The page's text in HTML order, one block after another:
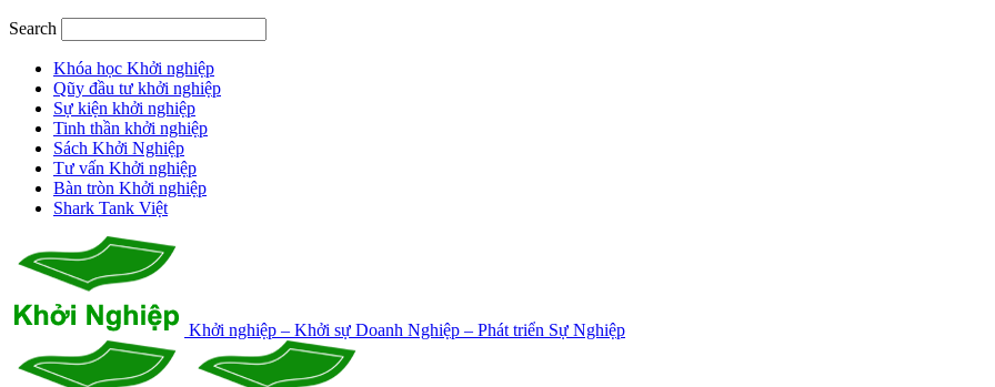
Search
Khóa học Khởi nghiệp
Qũy đầu tư khởi nghiệp
Sự kiện khởi nghiệp
Tinh thần khởi nghiệp
Sách Khởi Nghiệp
Tư vấn Khởi nghiệp
Bàn tròn Khởi nghiệp
Shark Tank Việt
Khởi nghiệp – Khởi sự Doanh Nghiệp – Phát triển Sự Nghiệp